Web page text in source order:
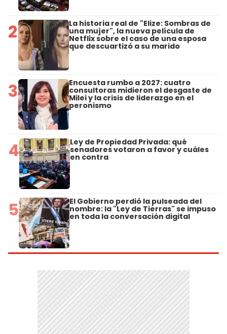
2 La historia real de "Elize: Sombras de
una mujer", la nueva película de
Netflix sobre el caso de una esposa
que descuartizó a su marido
3 Encuesta rumbo a 2027: cuatro
consultoras midieron el desgaste de
Milei y la crisis de liderazgo en el
peronismo
4 Ley de Propiedad Privada: qué
senadores votaron a favor y cuáles
en contra
5 El Gobierno perdió la pulseada del
nombre: la "Ley de Tierras" se impuso
en toda la conversación digital